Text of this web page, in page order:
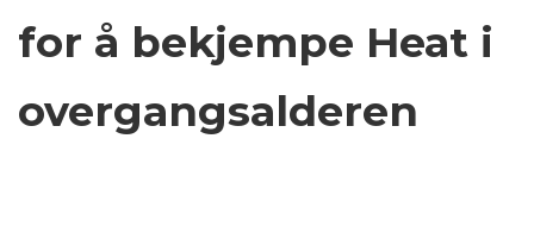
for å bekjempe Heat i
overgangsalderen